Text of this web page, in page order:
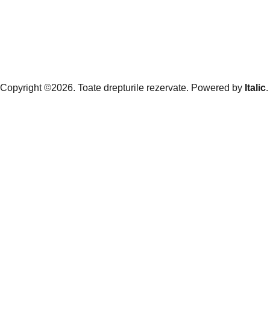
Copyright ©2026. Toate drepturile rezervate. Powered by Italic